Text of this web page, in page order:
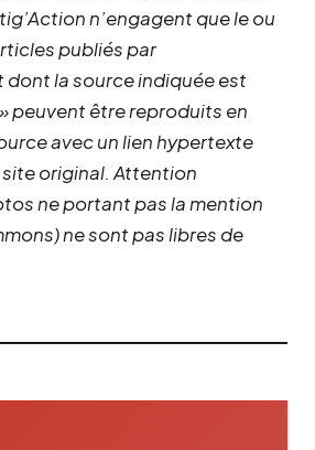
n’engagent que le ou
publiés par
dont la source indiquée est
peuvent être reproduits en
avec un lien hypertexte
original. Attention
ne portant pas la mention
ne sont pas libres de